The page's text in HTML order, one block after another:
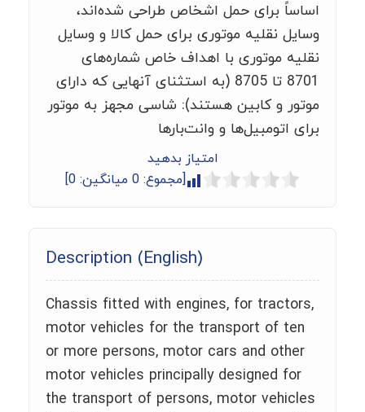
اساساً برای حمل اشخاص طراحی شده‌اند،
وسایل نقلیه موتوری برای حمل کالا و وسایل
نقلیه موتوری با اهداف خاص شماره‌های
8701 تا 8705 (به استثنای آنهایی که دارای
موتور و کابین هستند): شاسی مجهز به موتور
برای اتومبیل‌ها و وانت‌بارها
امتیاز بدهید
[مجموع: 0 میانگین: 0
]
Description (English)
Chassis fitted with engines, for tractors,
motor vehicles for the transport of ten
or more persons, motor cars and other
motor vehicles principally designed for
the transport of persons, motor vehicles